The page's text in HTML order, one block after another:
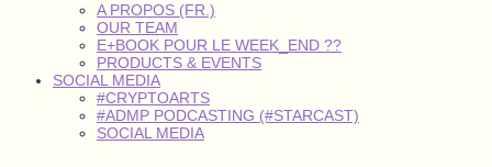
A PROPOS (FR.)
OUR TEAM
E+BOOK POUR LE WEEK_END ??
PRODUCTS & EVENTS
SOCIAL MEDIA
#CRYPTOARTS
#ADMP PODCASTING (#STARCAST)
SOCIAL MEDIA